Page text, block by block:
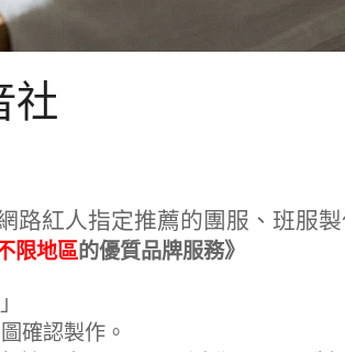
社
路紅人指定推薦的團服、班服
限地區的優質品牌服務》
確認製作。